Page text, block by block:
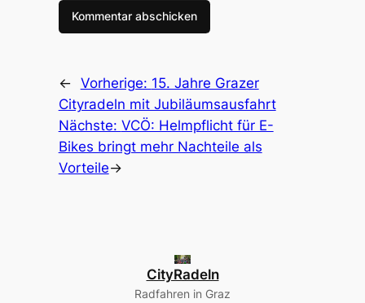
← Vorherige: 15. Jahre Grazer
Cityradeln mit Jubiläumsausfahrt
Nächste: VCÖ: Helmpflicht für E-
Bikes bringt mehr Nachteile als
Vorteile→
CityRadeln
Radfahren in Graz